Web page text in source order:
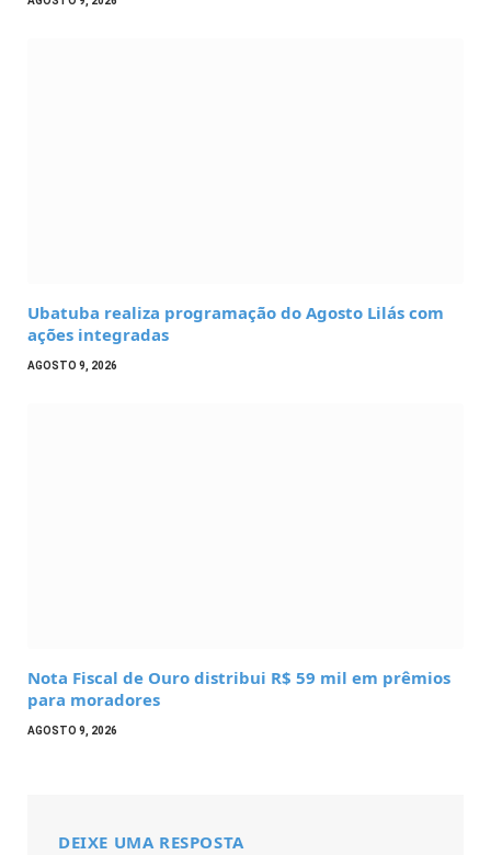
Ubatuba realiza programação do Agosto Lilás com
ações integradas
AGOSTO 9, 2026
Nota Fiscal de Ouro distribui R$ 59 mil em prêmios
para moradores
AGOSTO 9, 2026
DEIXE UMA RESPOSTA